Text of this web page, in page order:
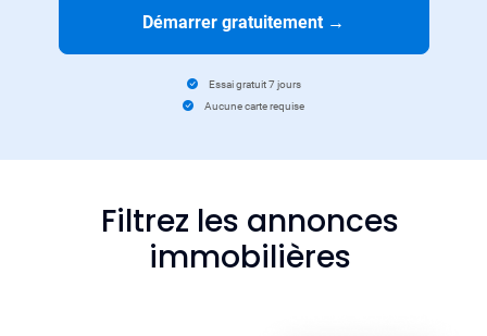
Démarrer gratuitement →
Essai gratuit 7 jours
Aucune carte requise
Filtrez les annonces
immobilières